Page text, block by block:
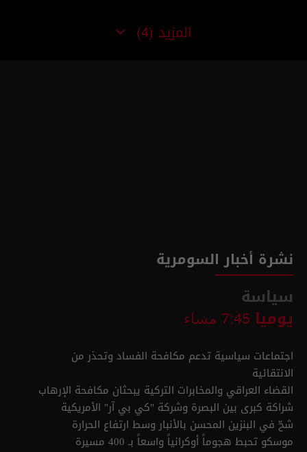
المزيد (4)
نشرة أخبار السومرية
سياسة
يوميا 7:45 مساء
اجتماعات سياسية تدعم مكافحة الفساد وتحذر من
الانتقائية
القضاء العراقي والمخابرات التركية يبحثان مكافحة الإرهاب
شراكة كبرى بين البصرة وشركة "كي بي آر" الأمريكية
شحّ في البنزين المحسن بالأنبار وسط ارتفاع الحرارة
موسكو تحبط هجوماً أوكرانياً واسعاً بـ 400 مسيرة